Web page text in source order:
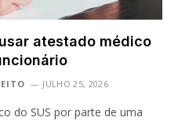
atestado médico
JULHO 25, 2026
do SUS por parte de uma